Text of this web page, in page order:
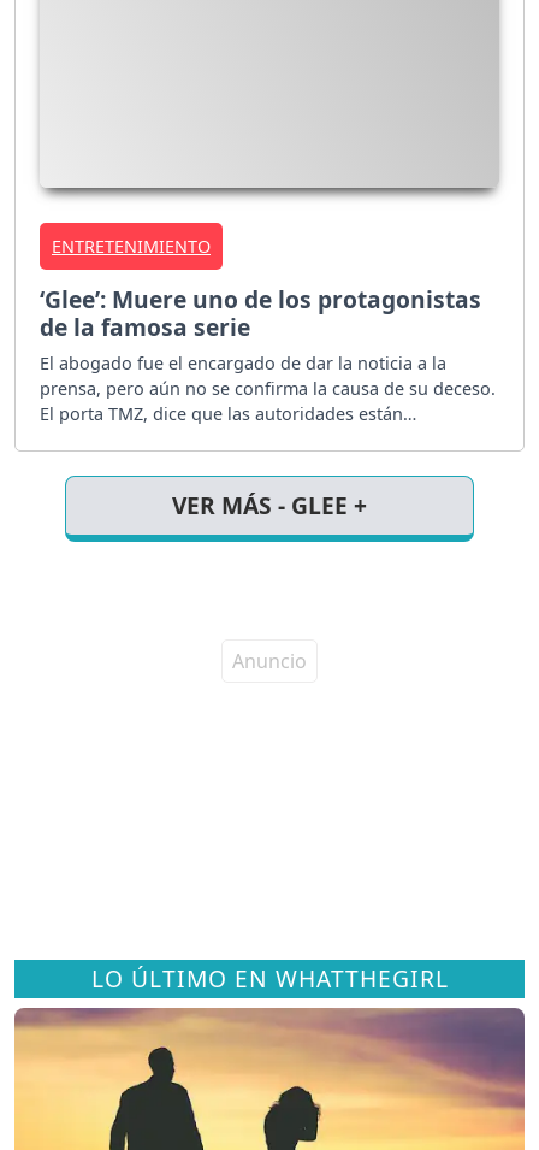
ENTRETENIMIENTO
‘Glee’: Muere uno de los protagonistas
de la famosa serie
El abogado fue el encargado de dar la noticia a la
prensa, pero aún no se confirma la causa de su deceso.
El porta TMZ, dice que las autoridades están
VER MÁS - GLEE +
LO ÚLTIMO EN WHATTHEGIRL